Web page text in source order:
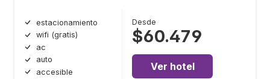
estacionamiento
wifi (gratis)
ac
auto
accesible
Desde
$60.479
Ver hotel